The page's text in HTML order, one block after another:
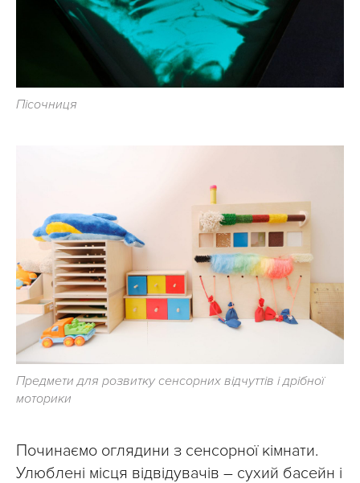
Пісочниця
Предмети для розвитку сенсорних відчуттів і дрібної
моторики
Починаємо оглядини з сенсорної кімнати.
Улюблені місця відвідувачів – сухий басейн і